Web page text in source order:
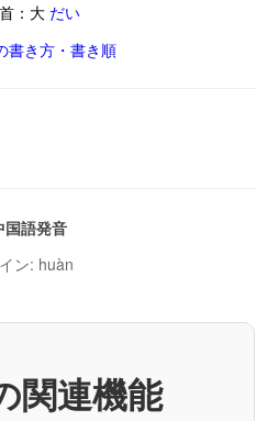
：大 だい
書き方・書き順
国語発音
ン: huàn
関連機能